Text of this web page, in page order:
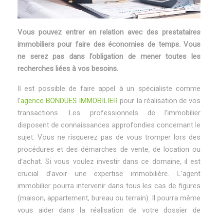
Vous pouvez entrer en relation avec des prestataires
immobiliers pour faire des économies de temps. Vous
ne serez pas dans l’obligation de mener toutes les
recherches liées à vos besoins.
Il est possible de faire appel à un spécialiste comme
l’agence BONDUES IMMOBILIER pour la réalisation de vos
transactions. Les professionnels de l’immobilier
disposent de connaissances approfondies concernant le
sujet. Vous ne risquerez pas de vous tromper lors des
procédures et des démarches de vente, de location ou
d’achat. Si vous voulez investir dans ce domaine, il est
crucial d’avoir une expertise immobilière. L’agent
immobilier pourra intervenir dans tous les cas de figures
(maison, appartement, bureau ou terrain). Il pourra même
vous aider dans la réalisation de votre dossier de